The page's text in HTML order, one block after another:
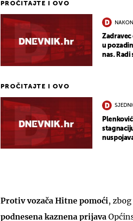
PROČITAJTE I OVO
Zadravec
u
nas. Radi
PROČITAJTE I OVO
Protiv vozača Hitne pomoći,
podnesena kaznena prijava